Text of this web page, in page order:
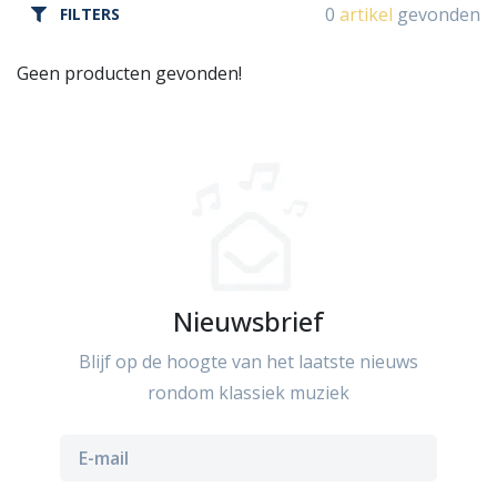
FILTERS 0 artikel gevonden
Geen producten gevonden!
Nieuwsbrief
Blijf op de hoogte van het laatste nieuws
rondom klassiek muziek